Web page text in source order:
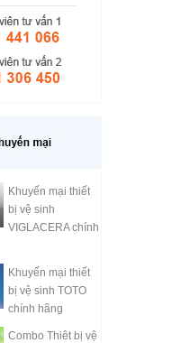
Khuyến mại thiết
bị vệ sinh
VIGLACERA chính
Khuyến mại thiết
bị vệ sinh TOTO
chính hãng
Combo Thiêt bị vệ